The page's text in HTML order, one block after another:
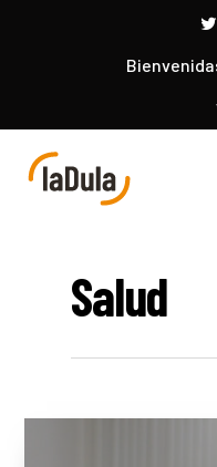
Salud